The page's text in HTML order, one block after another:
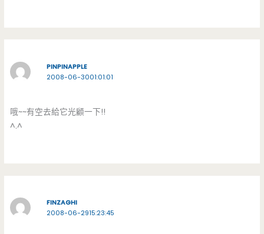
PINPINAPPLE
2008-06-3001:01:01
哦~~有空去給它光顧一下!!
^.^
FINZAGHI
2008-06-2915:23:45